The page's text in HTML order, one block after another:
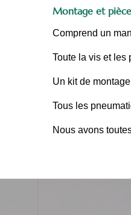
Montage et
Comprend un
Toute la vis et les
Un kit de
Tous les
Nous avons